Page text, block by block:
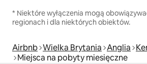
* Niektóre wyłączenia mogą
regionach i dla niektórych obiektów.
Airbnb Wielka Brytania Anglia
Miejsca na pobyty miesięczne